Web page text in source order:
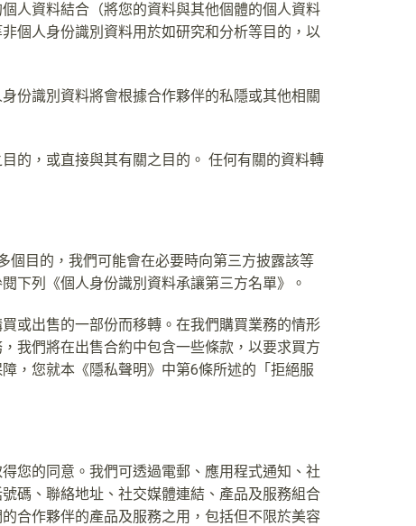
人資料結合（將您的資料與其他個體的個人資料
個人身份識別資料用於如研究和分析等目的，以
份識別資料將會根據合作夥伴的私隱或其他相關
的，或直接與其有關之目的。 任何有關的資料轉
個目的，我們可能會在必要時向第三方披露該等
下列《個人身份識別資料承讓第三方名單》。
或出售的一部份而移轉。在我們購買業務的情形
我們將在出售合約中包含一些條款，以要求買方
，您就本《隱私聲明》中第6條所述的「拒絕服
您的同意。我們可透過電郵、應用程式通知、社
碼、聯絡地址、社交媒體連結、產品及服務組合
合作夥伴的產品及服務之用，包括但不限於美容